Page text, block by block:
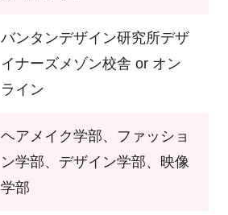
バンタンデザイン研究所デザ
イナーズメゾン校舎 or オン
ライン
ヘアメイク学部、ファッショ
ン学部、デザイン学部、映像
学部